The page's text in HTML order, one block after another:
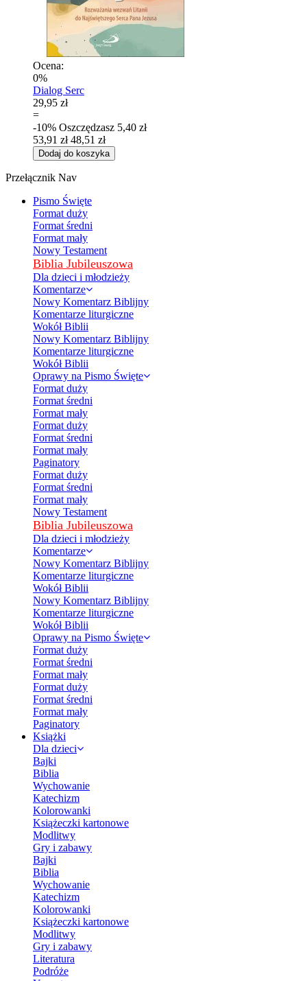
Ocena:
0%
Dialog Serc
29,95 zł
=
-10% Oszczędzasz 5,40 zł
53,91 zł 48,51 zł
Dodaj do koszyka
Przełącznik Nav
Pismo Święte
Format duży
Format średni
Format mały
Nowy Testament
Biblia Jubileuszowa
Dla dzieci i młodzieży
Komentarze
Nowy Komentarz Biblijny
Komentarze liturgiczne
Wokół Biblii
Nowy Komentarz Biblijny
Komentarze liturgiczne
Wokół Biblii
Oprawy na Pismo Święte
Format duży
Format średni
Format mały
Format duży
Format średni
Format mały
Paginatory
Format duży
Format średni
Format mały
Nowy Testament
Biblia Jubileuszowa
Dla dzieci i młodzieży
Komentarze
Nowy Komentarz Biblijny
Komentarze liturgiczne
Wokół Biblii
Nowy Komentarz Biblijny
Komentarze liturgiczne
Wokół Biblii
Oprawy na Pismo Święte
Format duży
Format średni
Format mały
Format duży
Format średni
Format mały
Paginatory
Książki
Dla dzieci
Bajki
Biblia
Wychowanie
Katechizm
Kolorowanki
Książeczki kartonowe
Modlitwy
Gry i zabawy
Bajki
Biblia
Wychowanie
Katechizm
Kolorowanki
Książeczki kartonowe
Modlitwy
Gry i zabawy
Literatura
Podróże